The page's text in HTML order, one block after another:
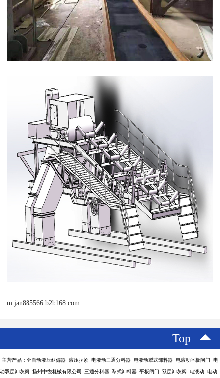
m.jan885566.b2b168.com
Top
主营产品：全自动液压纠偏器 液压拉紧 电液动三通分料器 电液动犁式卸料器 电液动平板闸门 电
动双层卸灰阀 扬州中悦机械有限公司 三通分料器 犁式卸料器 平板闸门 双层卸灰阀 电液动 电动